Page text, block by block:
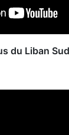
du Liban Sud